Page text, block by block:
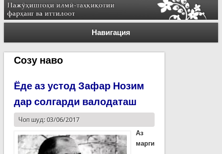
Навигация
Созу наво
Ёде аз устод Зафар Нозим
дар солгарди валодаташ
Чоп шуд: 03/06/2017
Аз
марги